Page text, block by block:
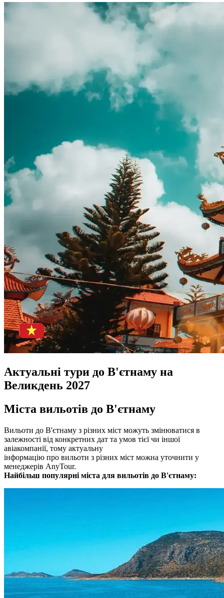
Актуальні тури до В'єтнаму на
Великдень 2027
Міста вильотів до В'єтнаму
Вильоти до В'єтнаму з різних міст можуть змінюватися в
залежності від конкретних дат та умов тієї чи іншої
авіакомпанії, тому актуальну
інформацію про вильоти з різних міст можна уточнити у
менеджерів AnyTour.
Найбільш популярні міста для вильотів до В'єтнаму: